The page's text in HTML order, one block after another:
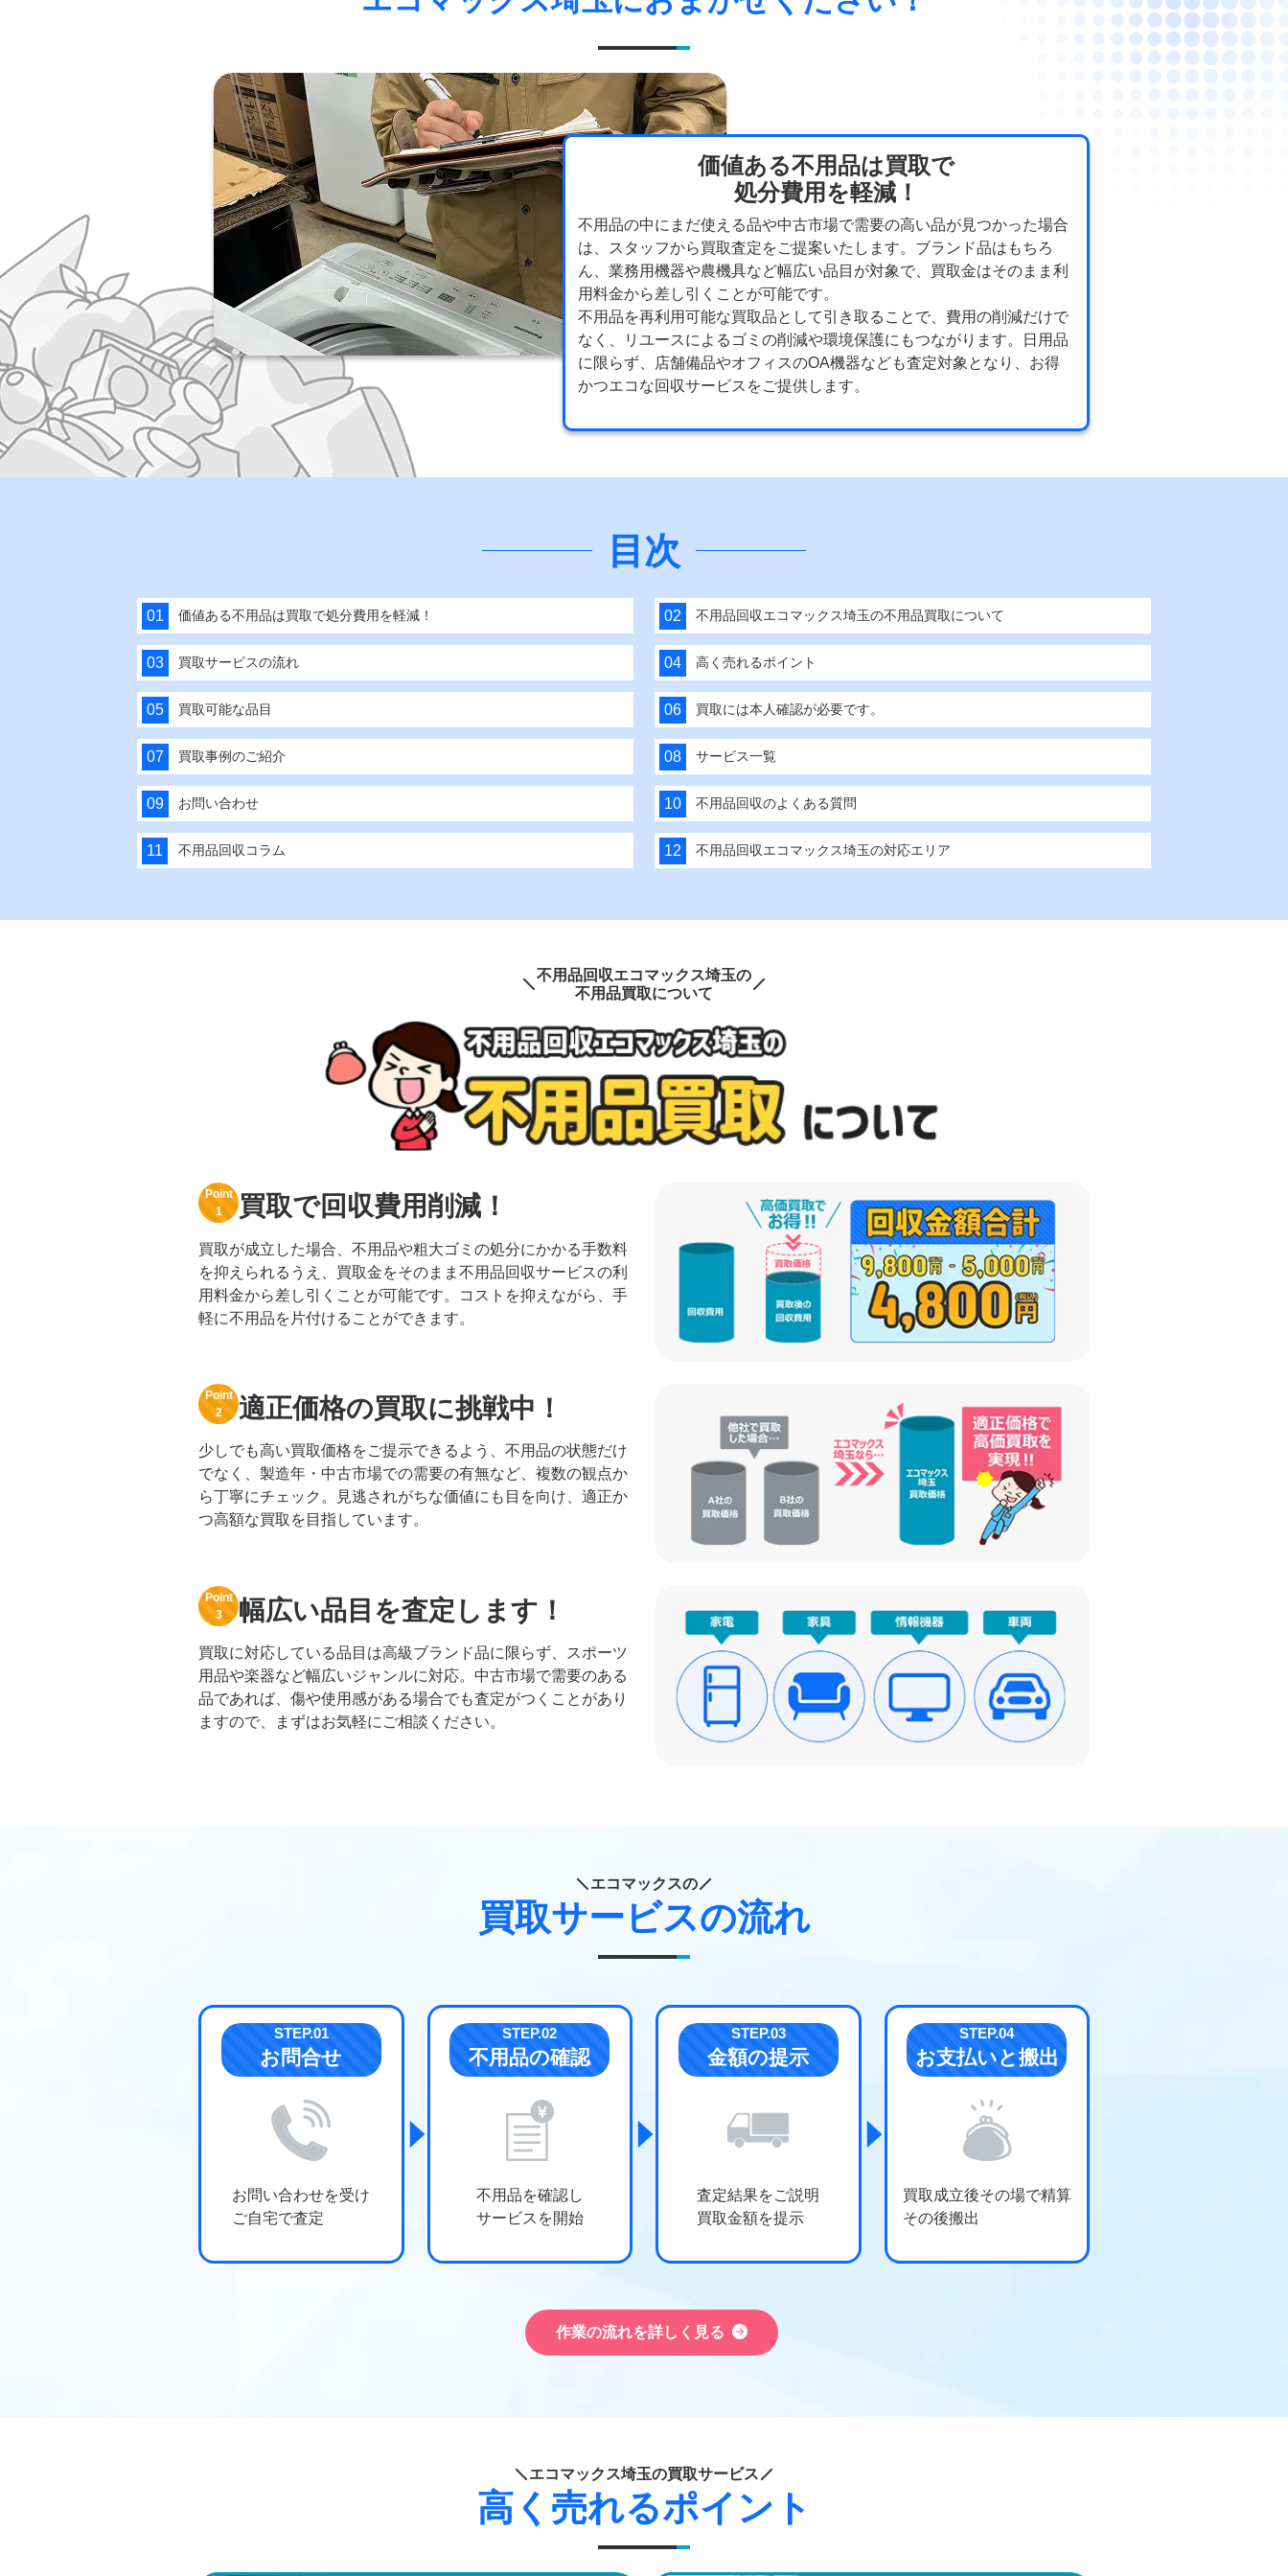
価値ある不用品は買取で
処分費用を軽減！
不用品の中にまだ使える品や中古市場で需要の高い品が見つかった場合
は、スタッフから買取査定をご提案いたします。ブランド品はもちろ
ん、業務用機器や農機具など幅広い品目が対象で、買取金はそのまま利
用料金から差し引くことが可能です。
不用品を再利用可能な買取品として引き取ることで、費用の削減だけで
なく、リユースによるゴミの削減や環境保護にもつながります。日用品
に限らず、店舗備品やオフィスのOA機器なども査定対象となり、お得
かつエコな回収サービスをご提供します。
目次
価値ある不用品は買取で処分費用を軽減！ 不用品回収エコマックス埼玉の不用品買取について
買取サービスの流れ 高く売れるポイント
買取可能な品目 買取には本人確認が必要です。
買取事例のご紹介 サービス一覧
お問い合わせ 不用品回収のよくある質問
不用品回収コラム 不用品回収エコマックス埼玉の対応エリア
不用品回収エコマックス埼玉の
不用品買取について
Point
1
買取で回収費用削減！
買取が成立した場合、不用品や粗大ゴミの処分にかかる手数料
を抑えられるうえ、買取金をそのまま不用品回収サービスの利
用料金から差し引くことが可能です。コストを抑えながら、手
軽に不用品を片付けることができます。
Point
2
適正価格の買取に挑戦中！
少しでも高い買取価格をご提示できるよう、不用品の状態だけ
でなく、製造年・中古市場での需要の有無など、複数の観点か
ら丁寧にチェック。見逃されがちな価値にも目を向け、適正か
つ高額な買取を目指しています。
Point
3
幅広い品目を査定します！
買取に対応している品目は高級ブランド品に限らず、スポーツ
用品や楽器など幅広いジャンルに対応。中古市場で需要のある
品であれば、傷や使用感がある場合でも査定がつくことがあり
ますので、まずはお気軽にご相談ください。
買取サービスの流れ
エコマックスの
お問合せ
お問い合わせを受け
ご自宅で査定
不用品の確認
不用品を確認し
サービスを開始
金額の提示
査定結果をご説明
買取金額を提示
お支払いと搬出
買取成立後その場で精算
その後搬出
作業の流れを詳しく見る
高く売れるポイント
エコマックス埼玉の買取サービス